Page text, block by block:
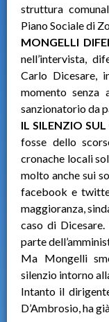
struttura
Piano Sociale di
MONGELLI
nell’intervista,
Carlo Dicesare,
momento senza
sanzionatorio da
IL SILENZIO SUL
fosse dello
cronache locali
molto anche sui
facebook e
maggioranza,
caso di
parte
Ma Mongelli
silenzio intorno
Intanto il
D’Ambrosio, ha